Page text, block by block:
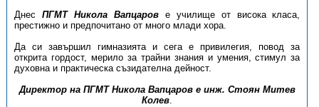
Днес ПГМТ Никола Вапцаров
е училище от висока класа,
престижно и предпо­читано от много млади хора.
Да си завършил гимназията и сега е привилегия, повод за
открита гордост, мерило за трайни знания и умения, стимул за
духовна и практическа съзидателна дейност.
Директор на ПГМТ Никола Вапцаров е инж. Стоян Митев
Колев.